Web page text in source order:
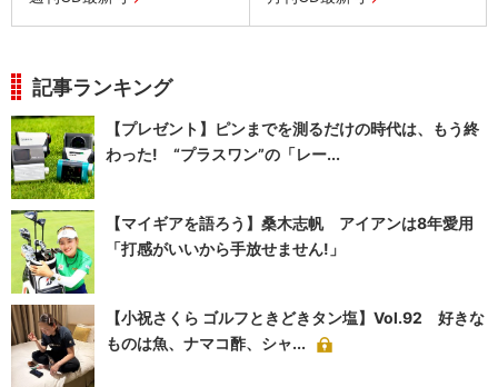
記事ランキング
【プレゼント】ピンまでを測るだけの時代は、もう終
わった! “プラスワン”の「レー...
【マイギアを語ろう】桑木志帆 アイアンは8年愛用
「打感がいいから手放せません!」
【小祝さくら ゴルフときどきタン塩】Vol.92 好きな
ものは魚、ナマコ酢、シャ...